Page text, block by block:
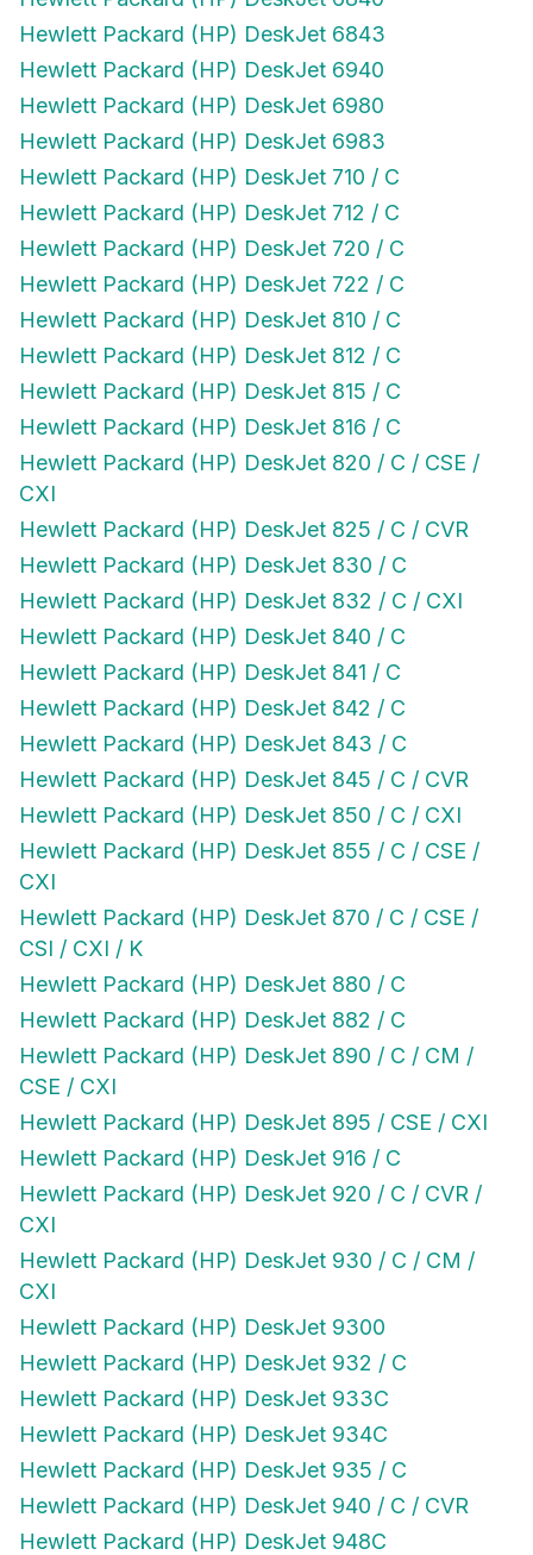
Hewlett Packard (HP) DeskJet 6843
Hewlett Packard (HP) DeskJet 6940
Hewlett Packard (HP) DeskJet 6980
Hewlett Packard (HP) DeskJet 6983
Hewlett Packard (HP) DeskJet 710 / C
Hewlett Packard (HP) DeskJet 712 / C
Hewlett Packard (HP) DeskJet 720 / C
Hewlett Packard (HP) DeskJet 722 / C
Hewlett Packard (HP) DeskJet 810 / C
Hewlett Packard (HP) DeskJet 812 / C
Hewlett Packard (HP) DeskJet 815 / C
Hewlett Packard (HP) DeskJet 816 / C
Hewlett Packard (HP) DeskJet 820 / C / CSE /
CXI
Hewlett Packard (HP) DeskJet 825 / C / CVR
Hewlett Packard (HP) DeskJet 830 / C
Hewlett Packard (HP) DeskJet 832 / C / CXI
Hewlett Packard (HP) DeskJet 840 / C
Hewlett Packard (HP) DeskJet 841 / C
Hewlett Packard (HP) DeskJet 842 / C
Hewlett Packard (HP) DeskJet 843 / C
Hewlett Packard (HP) DeskJet 845 / C / CVR
Hewlett Packard (HP) DeskJet 850 / C / CXI
Hewlett Packard (HP) DeskJet 855 / C / CSE /
CXI
Hewlett Packard (HP) DeskJet 870 / C / CSE /
CSI / CXI / K
Hewlett Packard (HP) DeskJet 880 / C
Hewlett Packard (HP) DeskJet 882 / C
Hewlett Packard (HP) DeskJet 890 / C / CM /
CSE / CXI
Hewlett Packard (HP) DeskJet 895 / CSE / CXI
Hewlett Packard (HP) DeskJet 916 / C
Hewlett Packard (HP) DeskJet 920 / C / CVR /
CXI
Hewlett Packard (HP) DeskJet 930 / C / CM /
CXI
Hewlett Packard (HP) DeskJet 9300
Hewlett Packard (HP) DeskJet 932 / C
Hewlett Packard (HP) DeskJet 933C
Hewlett Packard (HP) DeskJet 934C
Hewlett Packard (HP) DeskJet 935 / C
Hewlett Packard (HP) DeskJet 940 / C / CVR
Hewlett Packard (HP) DeskJet 948C